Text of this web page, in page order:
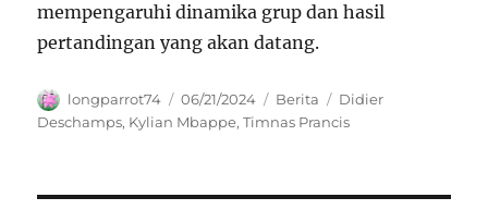
mempengaruhi dinamika grup dan hasil
pertandingan yang akan datang.
Author
longparrot74
Posted
on
06/21/2024 Categories
Berita Tags
Didier
Deschamps, Kylian Mbappe,Timnas Prancis